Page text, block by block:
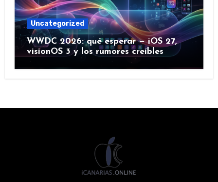
Uncategorized
WWDC 2026: qué esperar — iOS 27,
visionOS 3 y los rumores creíbles